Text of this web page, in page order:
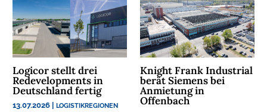
I
G
K
E
T
U
Logicor stellt drei
Redevelopments in
Deutschland fertig
13.07.2026 |LOGISTIKREGIONEN
Knight Frank Industrial
berät Siemens bei
Anmietung in
Offenbach